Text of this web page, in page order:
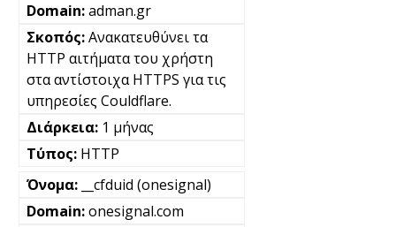
adman.gr
Ανακατευθύνει τα
HTTP αιτήματα του χρήστη
στα αντίστοιχα HTTPS για τις
υπηρεσίες Couldflare.
1 μήνας
HTTP
__cfduid (onesignal)
onesignal.com